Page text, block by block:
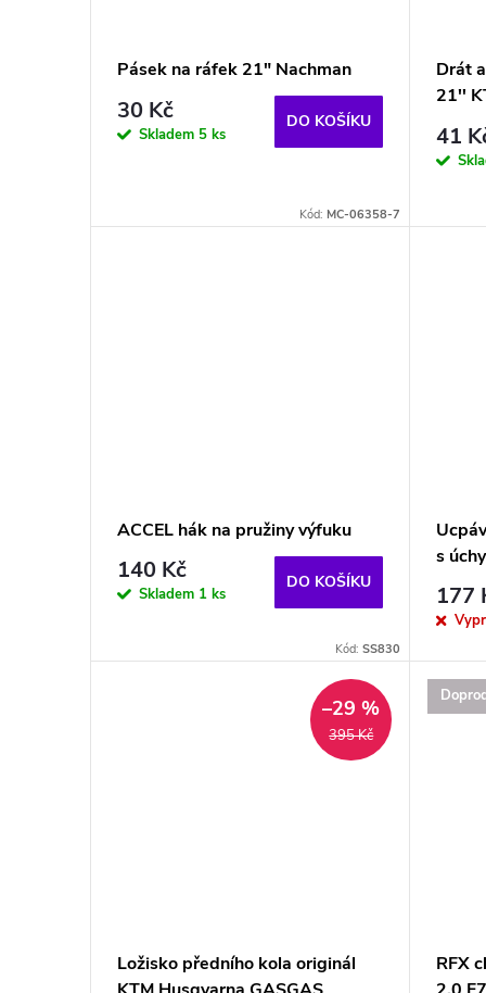
t
d
Pásek na ráfek 21" Nachman
30 Kč
Skladem 5 ks
DO KOŠÍKU
Kód: MC-06358-7
Drát
21''
41
ACCEL hák na pružiny výfuku
140 Kč
Skladem 1 ks
DO KOŠÍKU
Kód:SS830
s
177
395 Kč
–29 %
Ložisko předního kola originál
RFX